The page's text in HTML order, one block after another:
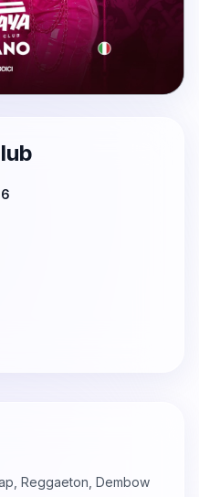
Reggaeton, Dembow